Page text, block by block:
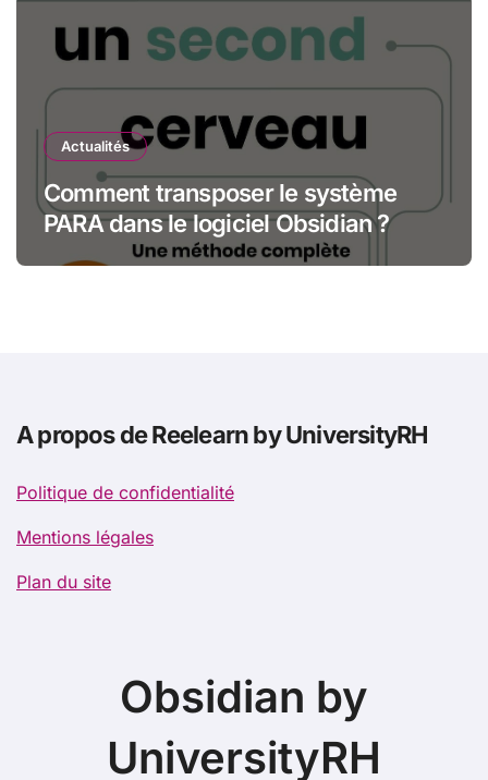
Actualités
Comment transposer le système
PARA dans le logiciel Obsidian ?
A propos de Reelearn by UniversityRH
Politique de confidentialité
Mentions légales
Plan du site
Obsidian by
UniversityRH